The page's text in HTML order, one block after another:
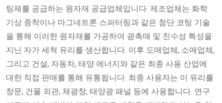
팅제를 공급하는 원자재 공급업체입니다. 제조업체는 화학
기상 증착이나 마그네트론 스퍼터링과 같은 첨단 코팅 기술
을 통해 이러한 원자재를 가공하여 광촉매 및 친수성 특성을
지닌 자가 세척 유리를 생산합니다. 이후 도매업체, 소매업체,
그리고 건설, 자동차, 태양 에너지와 같은 최종 사용 산업에
대한 직접 판매를 통해 유통됩니다. 최종 사용자는 이 유리를
창문, 건물 외관, 채광창, 태양광 패널 등에 사용합니다. 연구